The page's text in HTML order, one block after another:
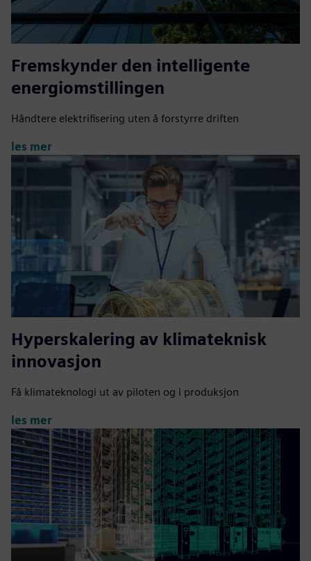
Fremskynder den intelligente
energiomstillingen
Håndtere elektrifisering uten å forstyrre driften
les mer
Hyperskalering av klimateknisk
innovasjon
Få klimateknologi ut av piloten og i produksjon
les mer